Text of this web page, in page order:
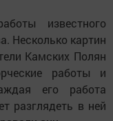
известного
Несколько картин
Камских Полян
работы и
его работа
разглядеть в ней